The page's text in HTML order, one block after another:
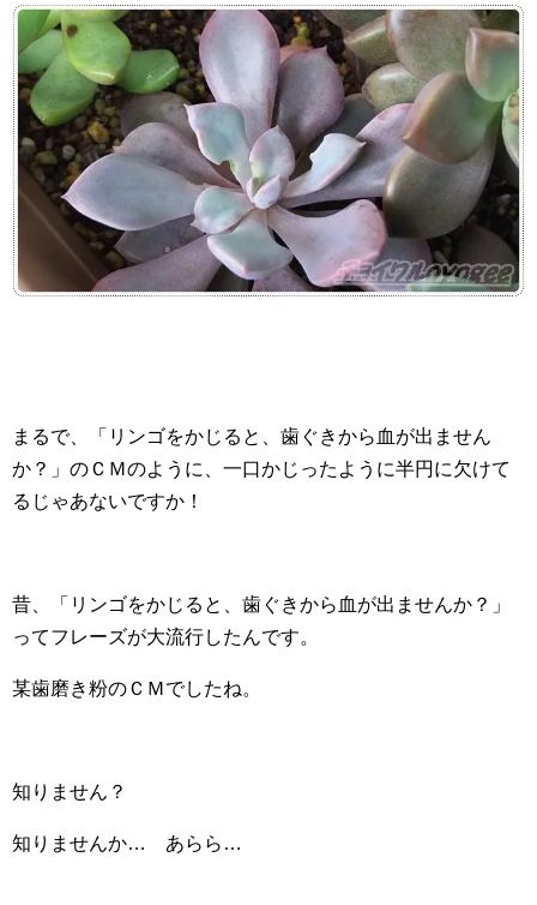
まるで、「リンゴをかじると、歯ぐきから血が出ません
か？」のＣＭのように、一口かじったように半円に欠けて
るじゃあないですか！
昔、「リンゴをかじると、歯ぐきから血が出ませんか？」
ってフレーズが大流行したんです。
某歯磨き粉のＣＭでしたね。
知りません？
知りませんか… あらら…